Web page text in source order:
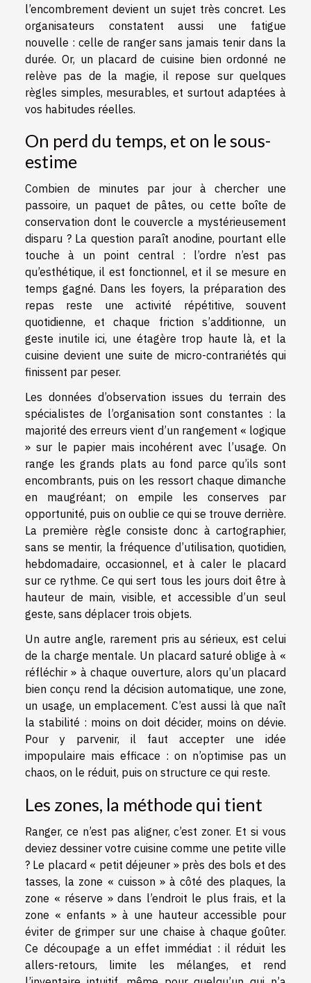
l’encombrement devient un sujet très concret. Les
organisateurs constatent aussi une fatigue
nouvelle : celle de ranger sans jamais tenir dans la
durée. Or, un placard de cuisine bien ordonné ne
relève pas de la magie, il repose sur quelques
règles simples, mesurables, et surtout adaptées à
vos habitudes réelles.
On perd du temps, et on le sous-
estime
Combien de minutes par jour à chercher une
passoire, un paquet de pâtes, ou cette boîte de
conservation dont le couvercle a mystérieusement
disparu ? La question paraît anodine, pourtant elle
touche à un point central : l’ordre n’est pas
qu’esthétique, il est fonctionnel, et il se mesure en
temps gagné. Dans les foyers, la préparation des
repas reste une activité répétitive, souvent
quotidienne, et chaque friction s’additionne, un
geste inutile ici, une étagère trop haute là, et la
cuisine devient une suite de micro-contrariétés qui
finissent par peser.
Les données d’observation issues du terrain des
spécialistes de l’organisation sont constantes : la
majorité des erreurs vient d’un rangement « logique
» sur le papier mais incohérent avec l’usage. On
range les grands plats au fond parce qu’ils sont
encombrants, puis on les ressort chaque dimanche
en maugréant; on empile les conserves par
opportunité, puis on oublie ce qui se trouve derrière.
La première règle consiste donc à cartographier,
sans se mentir, la fréquence d’utilisation, quotidien,
hebdomadaire, occasionnel, et à caler le placard
sur ce rythme. Ce qui sert tous les jours doit être à
hauteur de main, visible, et accessible d’un seul
geste, sans déplacer trois objets.
Un autre angle, rarement pris au sérieux, est celui
de la charge mentale. Un placard saturé oblige à «
réfléchir » à chaque ouverture, alors qu’un placard
bien conçu rend la décision automatique, une zone,
un usage, un emplacement. C’est aussi là que naît
la stabilité : moins on doit décider, moins on dévie.
Pour y parvenir, il faut accepter une idée
impopulaire mais efficace : on n’optimise pas un
chaos, on le réduit, puis on structure ce qui reste.
Les zones, la méthode qui tient
Ranger, ce n’est pas aligner, c’est zoner. Et si vous
deviez dessiner votre cuisine comme une petite ville
? Le placard « petit déjeuner » près des bols et des
tasses, la zone « cuisson » à côté des plaques, la
zone « réserve » dans l’endroit le plus frais, et la
zone « enfants » à une hauteur accessible pour
éviter de grimper sur une chaise à chaque goûter.
Ce découpage a un effet immédiat : il réduit les
allers-retours, limite les mélanges, et rend